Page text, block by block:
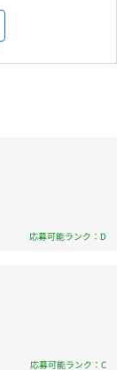
修）
す。
月1でクライア
リアパスなどを
ありません）
若干変動いたし
ップアップ
交流会、テ
数多く提供
応募可能ランク：D
応募可能ランク：C